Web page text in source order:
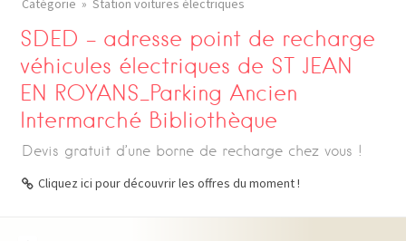
Catégorie Station voitures électriques
SDED – adresse point de recharge
véhicules électriques de ST JEAN
EN ROYANS_Parking Ancien
Intermarché Bibliothèque
Devis gratuit d’une borne de recharge chez vous !
Cliquez ici pour découvrir les offres du moment !